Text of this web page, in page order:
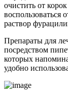
очистить от
воспользоваться
раствор
Препараты для
посредством
которых
удобно